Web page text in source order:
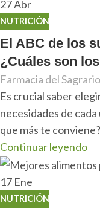
27Abr
NUTRICIÓN
El ABC de los
¿Cuáles son
Farmacia del Sagrario
Es crucial saber
necesidades de
que más te
Continuar leyendo
17 Ene
NUTRICIÓN